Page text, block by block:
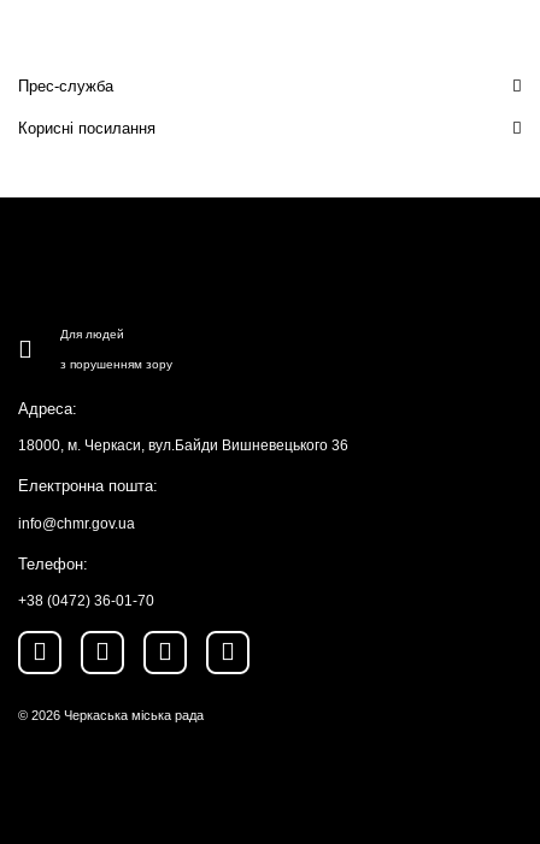
Прес-служба
Корисні посилання
Для людей
з порушенням зору
Адреса:
18000, м. Черкаси, вул.Байди Вишневецького 36
Електронна пошта:
info@chmr.gov.ua
Телефон:
+38 (0472) 36-01-70
© 2026 Черкаська міська рада